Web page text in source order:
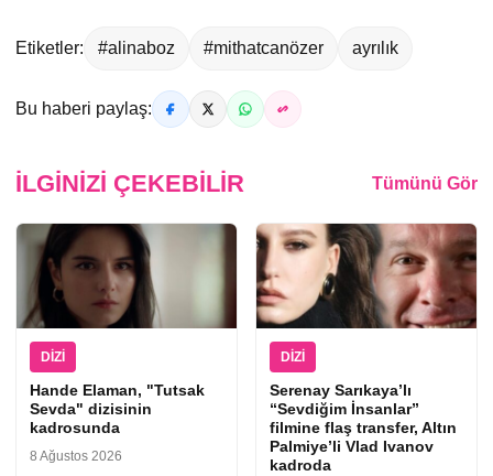
Etiketler: #alinaboz #mithatcanözer ayrılık
Bu haberi paylaş:
İLGINIZI ÇEKEBILIR Tümünü Gör
DIZI
Hande Elaman, "Tutsak
Sevda" dizisinin
kadrosunda
8 Ağustos 2026
DIZI
Serenay Sarıkaya’lı
“Sevdiğim İnsanlar”
filmine flaş transfer, Altın
Palmiye’li Vlad Ivanov
kadroda